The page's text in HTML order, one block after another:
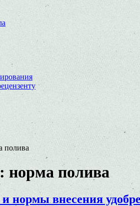
полива
норма полива
нормы внесения